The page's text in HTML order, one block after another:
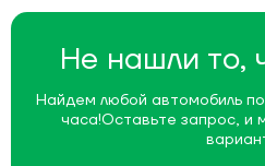
Не нашли то,
Найдем любой автомобиль
часа!Оставьте запрос, и